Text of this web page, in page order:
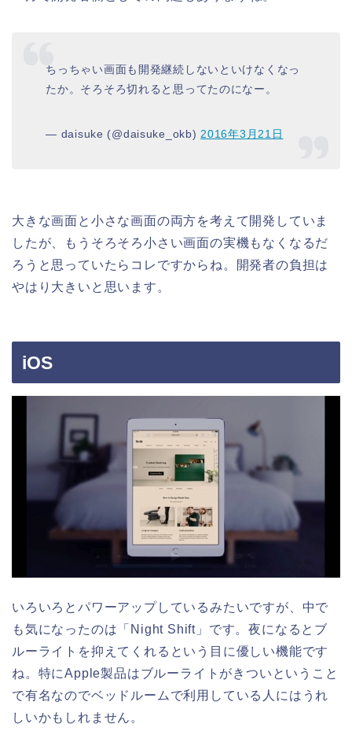
ちっちゃい画面も開発継続しないといけなくなっ
たか。そろそろ切れると思ってたのになー。
— daisuke (@daisuke_okb) 2016年3月21日
大きな画面と小さな画面の両方を考えて開発していま
したが、もうそろそろ小さい画面の実機もなくなるだ
ろうと思っていたらコレですからね。開発者の負担は
やはり大きいと思います。
iOS
いろいろとパワーアップしているみたいですが、中で
も気になったのは「Night Shift」です。夜になるとブ
ルーライトを抑えてくれるという目に優しい機能です
ね。特にApple製品はブルーライトがきついということ
で有名なのでベッドルームで利用している人にはうれ
しいかもしれません。